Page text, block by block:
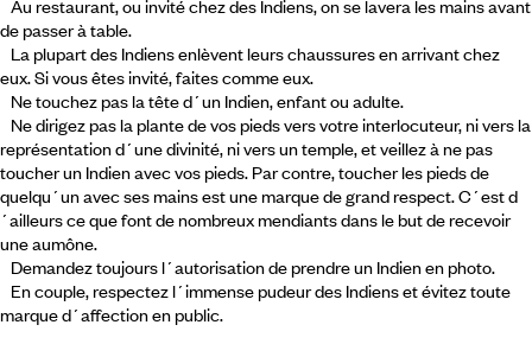
Au restaurant, ou invité chez des Indiens, on se lavera les mains avant
de passer à table.
La plupart des Indiens enlèvent leurs chaussures en arrivant chez
eux. Si vous êtes invité, faites comme eux.
Ne touchez pas la tête d´un Indien, enfant ou adulte.
Ne dirigez pas la plante de vos pieds vers votre interlocuteur, ni vers la
représentation d´une divinité, ni vers un temple, et veillez à ne pas
toucher un Indien avec vos pieds. Par contre, toucher les pieds de
quelqu´un avec ses mains est une marque de grand respect. C´est d
´ailleurs ce que font de nombreux mendiants dans le but de recevoir
une aumône.
Demandez toujours l´autorisation de prendre un Indien en photo.
En couple, respectez l´immense pudeur des Indiens et évitez toute
marque d´affection en public.